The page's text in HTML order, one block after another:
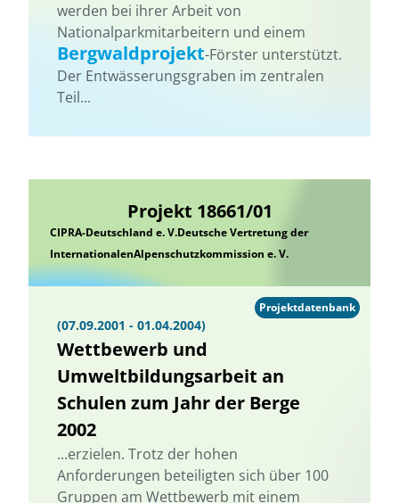
werden bei ihrer Arbeit von
Nationalparkmitarbeitern und einem
Bergwaldprojekt-Förster unterstützt.
Der Entwässerungsgraben im zentralen
Teil...
Projekt 18661/01
CIPRA-Deutschland e. V.Deutsche Vertretung der
InternationalenAlpenschutzkommission e. V.
(07.09.2001 - 01.04.2004)
Wettbewerb und
Umweltbildungsarbeit an
Schulen zum Jahr der Berge
2002
...erzielen. Trotz der hohen
Anforderungen beteiligten sich über 100
Gruppen am Wettbewerb mit einem
Projektdatenbank